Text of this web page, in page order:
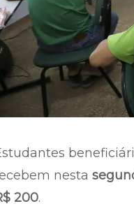
nesta
200.